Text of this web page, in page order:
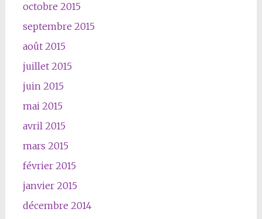
octobre 2015
septembre 2015
août 2015
juillet 2015
juin 2015
mai 2015
avril 2015
mars 2015
février 2015
janvier 2015
décembre 2014